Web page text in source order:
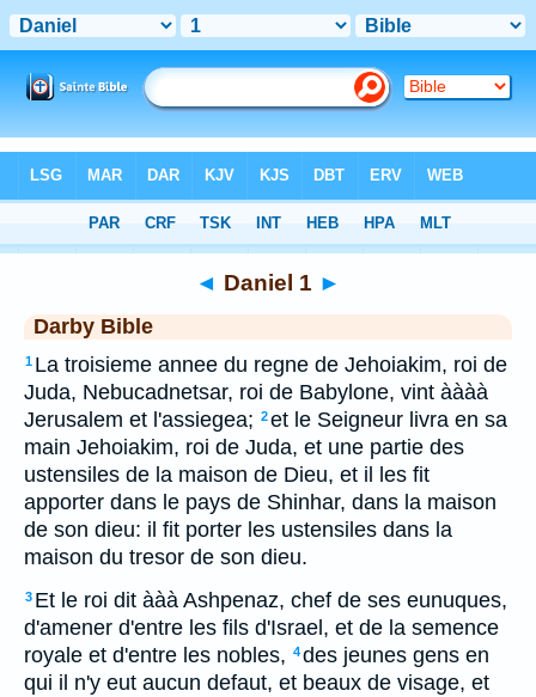
> Daniel 1
◄ Daniel 1 ►
Darby Bible
1 La troisieme annee du regne de Jehoiakim, roi de
Juda, Nebucadnetsar, roi de Babylone, vint àààà
Jerusalem et l'assiegea; 2et le Seigneur livra en sa
main Jehoiakim, roi de Juda, et une partie des
ustensiles de la maison de Dieu, et il les fit
apporter dans le pays de Shinhar, dans la maison
de son dieu: il fit porter les ustensiles dans la
maison du tresor de son dieu.
3 Et le roi dit ààà Ashpenaz, chef de ses eunuques,
d'amener d'entre les fils d'Israel, et de la semence
royale et d'entre les nobles, 4des jeunes gens en
qui il n'y eut aucun defaut, et beaux de visage, et